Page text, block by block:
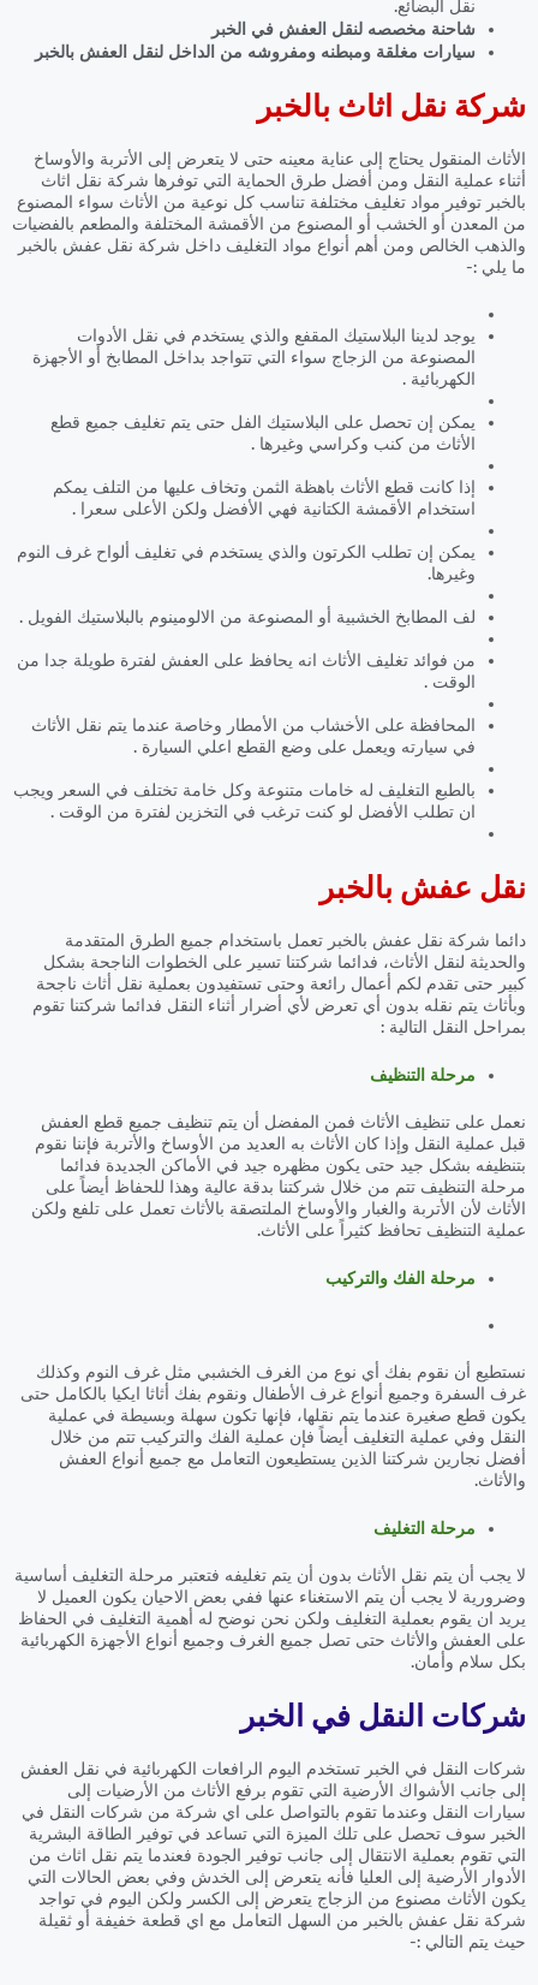
نقل البضائع.
شاحنة مخصصه لنقل العفش في الخبر
سيارات مغلقة ومبطنه ومفروشه من الداخل لنقل العفش بالخبر
شركة نقل اثاث بالخبر
الأثاث المنقول يحتاج إلى عناية معينه حتى لا يتعرض إلى الأتربة والأوساخ
أثناء عملية النقل ومن أفضل طرق الحماية التي توفرها شركة نقل اثاث
بالخبر توفير مواد تغليف مختلفة تناسب كل نوعية من الأثاث سواء المصنوع
من المعدن أو الخشب أو المصنوع من الأقمشة المختلفة والمطعم بالفضيات
والذهب الخالص ومن أهم أنواع مواد التغليف داخل شركة نقل عفش بالخبر
ما يلي :-
يوجد لدينا البلاستيك المقفع والذي يستخدم في نقل الأدوات
المصنوعة من الزجاج سواء التي تتواجد بداخل المطابخ أو الأجهزة
الكهربائية .
يمكن إن تحصل على البلاستيك الفل حتى يتم تغليف جميع قطع
الأثاث من كنب وكراسي وغيرها .
إذا كانت قطع الأثاث باهظة الثمن وتخاف عليها من التلف يمكم
استخدام الأقمشة الكتانية فهي الأفضل ولكن الأعلى سعرا .
يمكن إن تطلب الكرتون والذي يستخدم في تغليف ألواح غرف النوم
وغيرها.
لف المطابخ الخشبية أو المصنوعة من الالومينوم بالبلاستيك الفويل .
من فوائد تغليف الأثاث انه يحافظ على العفش لفترة طويلة جدا من
الوقت .
المحافظة على الأخشاب من الأمطار وخاصة عندما يتم نقل الأثاث
في سيارته ويعمل على وضع القطع اعلي السيارة .
بالطبع التغليف له خامات متنوعة وكل خامة تختلف في السعر ويجب
ان تطلب الأفضل لو كنت ترغب في التخزين لفترة من الوقت .
نقل عفش بالخبر
دائما شركة نقل عفش بالخبر تعمل باستخدام جميع الطرق المتقدمة
والحديثة لنقل الأثاث، فدائما شركتنا تسير على الخطوات الناجحة بشكل
كبير حتى تقدم لكم أعمال رائعة وحتى تستفيدون بعملية نقل أثاث ناجحة
وبأثاث يتم نقله بدون أي تعرض لأي أضرار أثناء النقل فدائما شركتنا تقوم
بمراحل النقل التالية :
مرحلة التنظيف
نعمل على تنظيف الأثاث فمن المفضل أن يتم تنظيف جميع قطع العفش
قبل عملية النقل وإذا كان الأثاث به العديد من الأوساخ والأتربة فإننا نقوم
بتنظيفه بشكل جيد حتى يكون مظهره جيد في الأماكن الجديدة فدائما
مرحلة التنظيف تتم من خلال شركتنا بدقة عالية وهذا للحفاظ أيضاً على
الأثاث لأن الأتربة والغبار والأوساخ الملتصقة بالأثاث تعمل على تلفع ولكن
عملية التنظيف تحافظ كثيراً على الأثاث.
مرحلة الفك والتركيب
نستطيع أن نقوم بفك أي نوع من الغرف الخشبي مثل غرف النوم وكذلك
غرف السفرة وجميع أنواع غرف الأطفال ونقوم بفك أثاثا ايكيا بالكامل حتى
يكون قطع صغيرة عندما يتم نقلها، فإنها تكون سهلة وبسيطة في عملية
النقل وفي عملية التغليف أيضاً فإن عملية الفك والتركيب تتم من خلال
أفضل نجارين شركتنا الذين يستطيعون التعامل مع جميع أنواع العفش
والأثاث.
مرحلة التغليف
لا يجب أن يتم نقل الأثاث بدون أن يتم تغليفه فتعتبر مرحلة التغليف أساسية
وضرورية لا يجب أن يتم الاستغناء عنها ففي بعض الاحيان يكون العميل لا
يريد ان يقوم بعملية التغليف ولكن نحن نوضح له أهمية التغليف في الحفاظ
على العفش والأثاث حتى تصل جميع الغرف وجميع أنواع الأجهزة الكهربائية
بكل سلام وأمان.
شركات النقل في الخبر
شركات النقل في الخبر تستخدم اليوم الرافعات الكهربائية في نقل العفش
إلى جانب الأشواك الأرضية التي تقوم برفع الأثاث من الأرضيات إلى
سيارات النقل وعندما تقوم بالتواصل على اي شركة من شركات النقل في
الخبر سوف تحصل على تلك الميزة التي تساعد في توفير الطاقة البشرية
التي تقوم بعملية الانتقال إلى جانب توفير الجودة فعندما يتم نقل اثاث من
الأدوار الأرضية إلى العليا فأنه يتعرض إلى الخدش وفي بعض الحالات التي
يكون الأثاث مصنوع من الزجاج يتعرض إلى الكسر ولكن اليوم في تواجد
شركة نقل عفش بالخبر من السهل التعامل مع اي قطعة خفيفة أو ثقيلة
حيث يتم التالي :-